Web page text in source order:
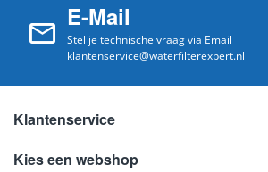
E-Mail
Stel je technische vraag via Email
klantenservice@waterfilterexpert.nl
Klantenservice
Kies een webshop